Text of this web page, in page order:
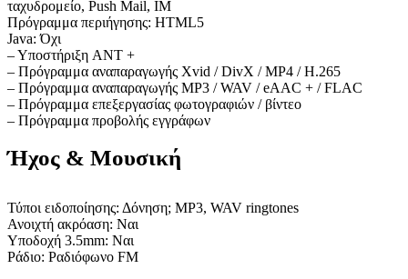
ταχυδρομείο, Push Mail, IM
Πρόγραμμα περιήγησης: HTML5
Java: Όχι
– Υποστήριξη ANT +
– Πρόγραμμα αναπαραγωγής Xvid / DivX / MP4 / H.265
– Πρόγραμμα αναπαραγωγής MP3 / WAV / eAAC + / FLAC
– Πρόγραμμα επεξεργασίας φωτογραφιών / βίντεο
– Πρόγραμμα προβολής εγγράφων
Ήχος & Μουσική
Τύποι ειδοποίησης: Δόνηση; MP3, WAV ringtones
Ανοιχτή ακρόαση: Ναι
Υποδοχή 3.5mm: Ναι
Ράδιο: Ραδιόφωνο FM